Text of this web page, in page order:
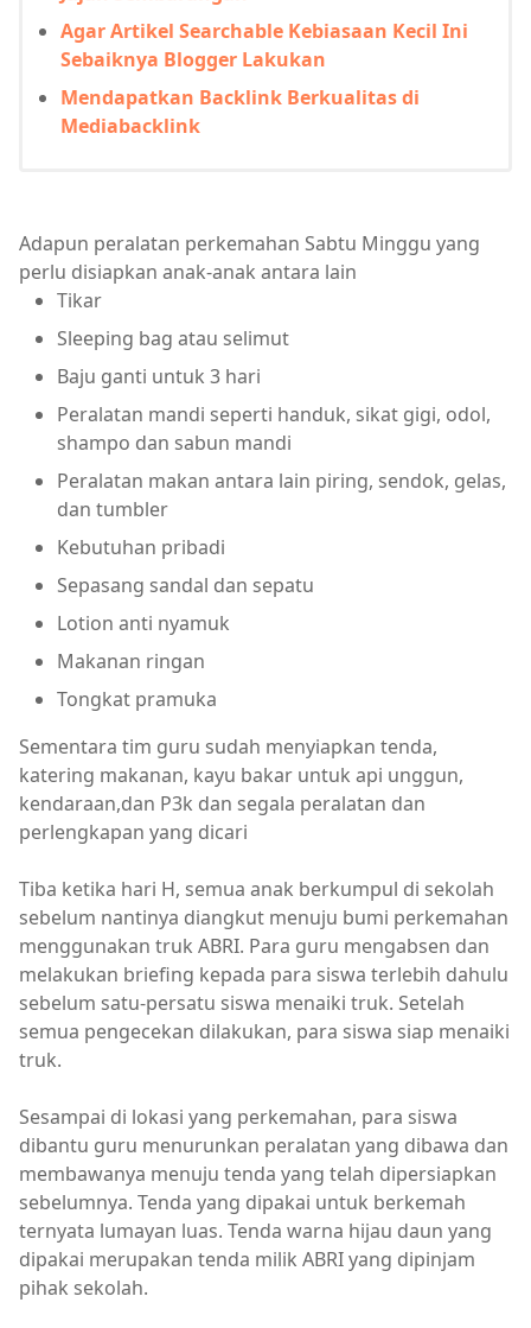
Agar Artikel Searchable Kebiasaan Kecil Ini
Sebaiknya Blogger Lakukan
Mendapatkan Backlink Berkualitas di
Mediabacklink
Adapun peralatan perkemahan Sabtu Minggu yang
perlu disiapkan anak-anak antara lain
Tikar
Sleeping bag atau selimut
Baju ganti untuk 3 hari
Peralatan mandi seperti handuk, sikat gigi, odol,
shampo dan sabun mandi
Peralatan makan antara lain piring, sendok, gelas,
dan tumbler
Kebutuhan pribadi
Sepasang sandal dan sepatu
Lotion anti nyamuk
Makanan ringan
Tongkat pramuka
Sementara tim guru sudah menyiapkan tenda,
katering makanan, kayu bakar untuk api unggun,
kendaraan,dan P3k dan segala peralatan dan
perlengkapan yang dicari
Tiba ketika hari H, semua anak berkumpul di sekolah
sebelum nantinya diangkut menuju bumi perkemahan
menggunakan truk ABRI. Para guru mengabsen dan
melakukan briefing kepada para siswa terlebih dahulu
sebelum satu-persatu siswa menaiki truk. Setelah
semua pengecekan dilakukan, para siswa siap menaiki
truk.
Sesampai di lokasi yang perkemahan, para siswa
dibantu guru menurunkan peralatan yang dibawa dan
membawanya menuju tenda yang telah dipersiapkan
sebelumnya. Tenda yang dipakai untuk berkemah
ternyata lumayan luas. Tenda warna hijau daun yang
dipakai merupakan tenda milik ABRI yang dipinjam
pihak sekolah.